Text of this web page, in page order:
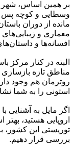
بر همین اساس، شهر
وسطایی و کوچه پس
مانده از دوران
معماری و
افسانه‌ها و
البته در کنار
روترمان هم وجود
استونی را به شما
اگر مایل به آشنایی
اروپایی هستید،
توریستی این کشور،
بررسی قرار دهیم.